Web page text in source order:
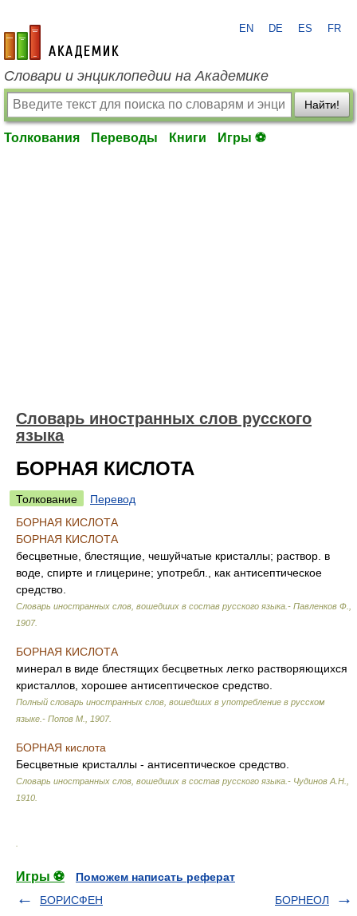
academic.ru
EN DE ES FR
Словари и энциклопедии на Академике
Найти!
Толкования Переводы Книги Игры ⚽
Словарь иностранных слов русского
языка
БОРНАЯ КИСЛОТА
Толкование
Перевод
БОРНАЯ КИСЛОТА
БОРНАЯ КИСЛОТА
бесцветные, блестящие, чешуйчатые кристаллы; раствор. в
воде, спирте и глицерине; употребл., как антисептическое
средство.
Словарь иностранных слов, вошедших в состав русского языка.- Павленков Ф.
1907.
БОРНАЯ КИСЛОТА
минерал в виде блестящих бесцветных легко растворяющихся
кристаллов, хорошее антисептическое средство.
Полный словарь иностранных слов, вошедших в употребление в русском
языке.- Попов М.
1907.
БОРНАЯ кислота
Бесцветные кристаллы - антисептическое средство.
Словарь иностранных слов, вошедших в состав русского языка.- Чудинов А.Н.
1910
Игры ⚽
Поможем написать реферат
БОРИСФЕН
БОРНЕОЛ